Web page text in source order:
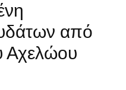
από
Αχελώου